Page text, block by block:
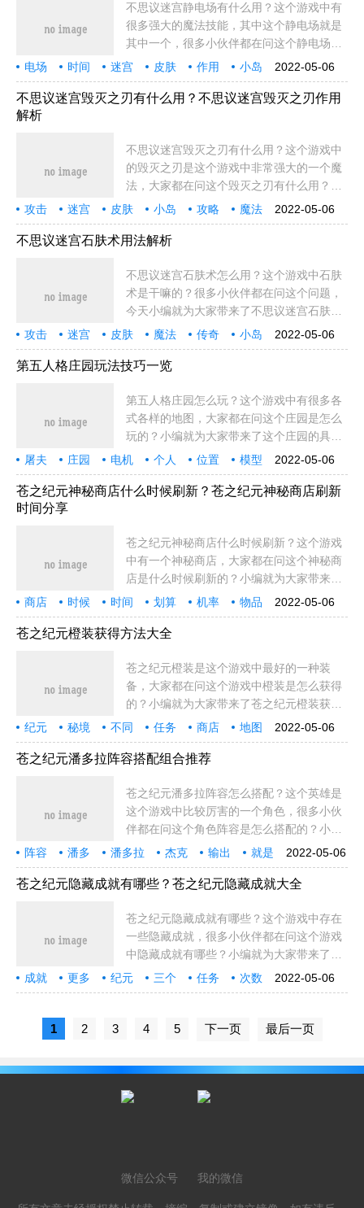
不思议迷宫静电场有什么用？这个游戏中有
很多强大的魔法技能，其中这个静电场就是
其中一个，很多小伙伴都在问这个静电场有
什么用？小编就为大家带来了不思议迷宫静
电场具体作用详解！?不思议迷宫静电场作
用介绍【名
2022-05-06
电场 时间 迷宫 皮肤 作用
小岛
攻略
魔法 传奇 定向越野 小伙
小伙伴
就是
法术 魔力 越野 强大 满汉全席
名称
妖怪
不思议迷宫毁灭之刃有什么用？不思议迷宫毁灭之刃作用
解析
不思议迷宫毁灭之刃有什么用？这个游戏中
的毁灭之刃是这个游戏中非常强大的一个魔
法，大家都在问这个毁灭之刃有什么用？小
编就为大家带来了不思议迷宫毁灭之刃作用
解析！?不思议迷宫毁灭之刃用法介绍【名
称】毁灭之
2022-05-06
攻击 迷宫 皮肤 小岛 攻略
魔法
作用
传奇 公爵 定向越野 攻击力
魔力
神冈
越野 强大 满汉全席
小伙
不思议迷宫石肤术用法解析
不思议迷宫石肤术怎么用？这个游戏中石肤
术是干嘛的？很多小伙伴都在问这个问题，
今天小编就为大家带来了不思议迷宫石肤术
用法解析，希望对小伙伴有所帮助！不思议
迷宫石肤术效果一览【名称】石肤术【阶
位】1阶魔法
2022-05-06
攻击 迷宫 皮肤 魔法 传奇
小岛
攻略
效果 主动 傀儡 回合 定向越野
小伙
小伙伴
法师 越野 满汉全席
冰锥
第五人格庄园玩法技巧一览
第五人格庄园怎么玩？这个游戏中有很多各
式各样的地图，大家都在问这个庄园是怎么
玩的？小编就为大家带来了这个庄园的具体
玩法，大家还在等什么呢？?第五人格庄园
玩法技巧分享1.心里熟记电机点电机位置，
2个大
2022-05-06
屠夫 庄园 电机 个人 位置
模型
队友
人格 玩法 地方 地道 小伙
小伙伴
开局
时间 节奏 钩子 阶段 很大 有数
苍之纪元神秘商店什么时候刷新？苍之纪元神秘商店刷新
时间分享
苍之纪元神秘商店什么时候刷新？这个游戏
中有一个神秘商店，大家都在问这个神秘商
店是什么时候刷新的？小编就为大家带来了
这个神秘商店刷新时间分享！神秘商店刷新
规律与开启时间详解：神秘商店里买的东西
都比较的便
2022-05-06
商店 时候 时间 划算 机率
物品
精华
纪元 便宜 清楚 重要 幸运
东西
主力
内容 小伙 小伙伴
苍之纪元橙装获得方法大全
苍之纪元橙装是这个游戏中最好的一种装
备，大家都在问这个游戏中橙装是怎么获得
的？小编就为大家带来了苍之纪元橙装获得
方法大全，还不清楚的小伙伴还在等什么
呢？苍之纪元如何获得橙装？苍之纪元橙装
获得途径介绍：
2022-05-06
纪元 秘境 不同 任务 商店
地图
冒险
大全 方法 清楚 内容 几率
品质
地方
守护者 小伙 小伙伴
苍之纪元潘多拉阵容搭配组合推荐
苍之纪元潘多拉阵容怎么搭配？这个英雄是
这个游戏中比较厉害的一个角色，很多小伙
伴都在问这个角色阵容是怎么搭配的？小编
就为大家带来了苍之纪元潘多拉阵容搭配组
合推荐，大家还在等什么呢？潘多拉阵容组
合攻略：阵
2022-05-06
阵容 潘多 潘多拉 杰克 输出
就是
英雄
齐格 组合 布伦 希尔 希尔德
丽丝
纪元
实惠 清一色 技能 敌方 角色 厉害
苍之纪元隐藏成就有哪些？苍之纪元隐藏成就大全
苍之纪元隐藏成就有哪些？这个游戏中存在
一些隐藏成就，很多小伙伴都在问这个游戏
中隐藏成就有哪些？小编就为大家带来了这
个隐藏成就汇总分享，大家还在等什么呢？
苍之纪元隐藏成就大全隐藏成就在成就列表
2022-05-06
成就 更多 纪元 三个 任务
次数
西西
冒险 肯定 大全 不同 最高
两个
1 2 3 4 5 下一页 最后一页
微信公众号 我的微信